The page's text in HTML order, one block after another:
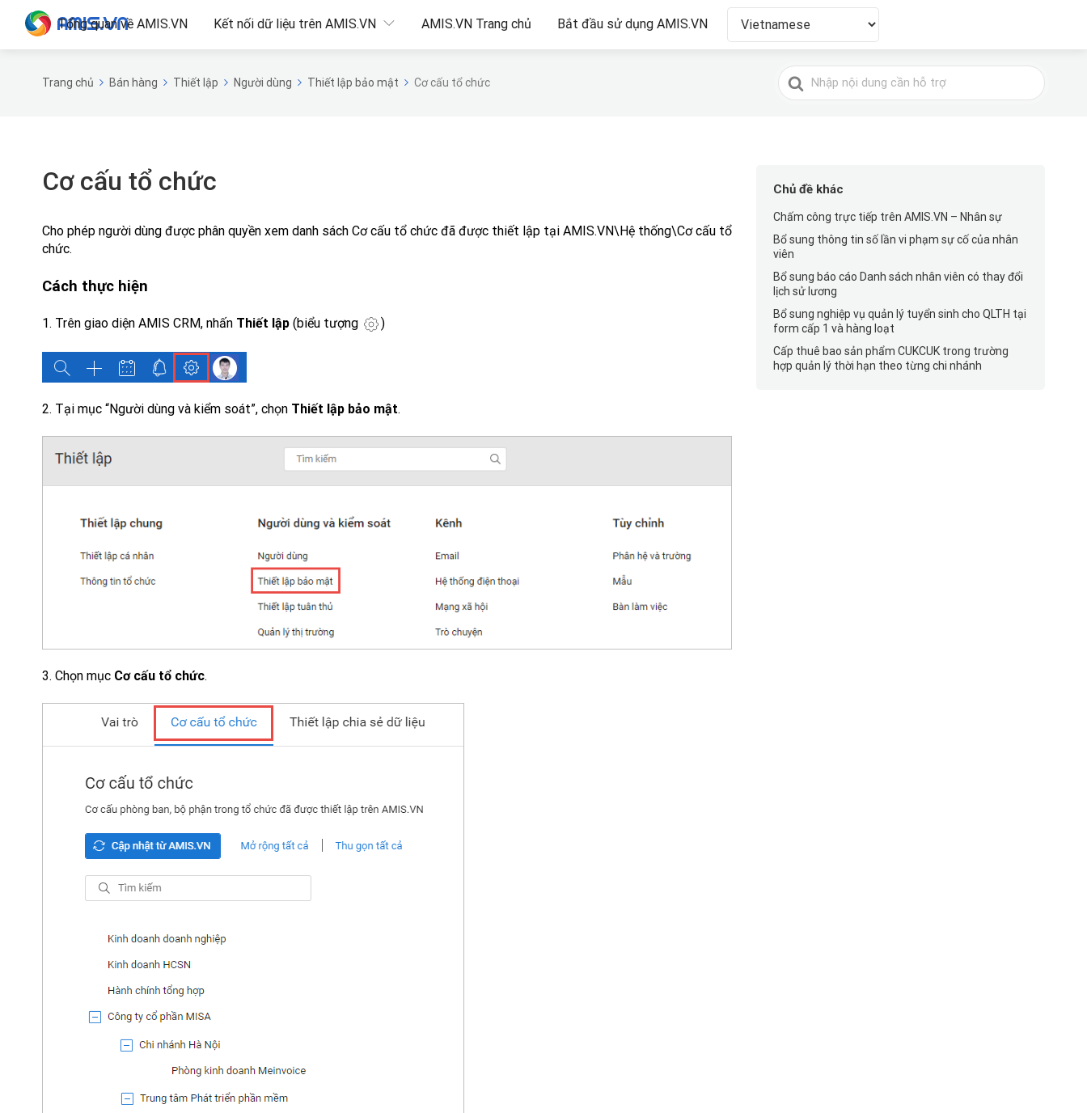
Tổng quan về AMIS.VN Kết nối dữ liệu trên AMIS.VN AMIS.VN Trang chủ Bắt đầu sử dụng AMIS.VN
Trang chủ Bán hàng Thiết lập Người dùng Thiết lập bảo mật Cơ cấu tổ chức
Tìm
kiếm
Cơ cấu tổ chức
Cho phép người dùng được phân quyền xem danh sách Cơ cấu tổ chức đã được thiết lập tại AMIS.VN\Hệ thống\Cơ cấu tổ
chức.
Cách thực hiện
1. Trên giao diện AMIS CRM, nhấn Thiết lập (biểu tượng )
2. Tại mục “Người dùng và kiểm soát”, chọn Thiết lập bảo mật.
3. Chọn mục Cơ cấu tổ chức.
Chủ đề khác
Chấm công trực tiếp trên AMIS.VN – Nhân sự
Bổ sung thông tin số lần vi phạm sự cố của nhân
viên
Bổ sung báo cáo Danh sách nhân viên có thay đổi
lịch sử lương
Bổ sung nghiệp vụ quản lý tuyển sinh cho QLTH tại
form cấp 1 và hàng loạt
Cấp thuê bao sản phẩm CUKCUK trong trường
hợp quản lý thời hạn theo từng chi nhánh